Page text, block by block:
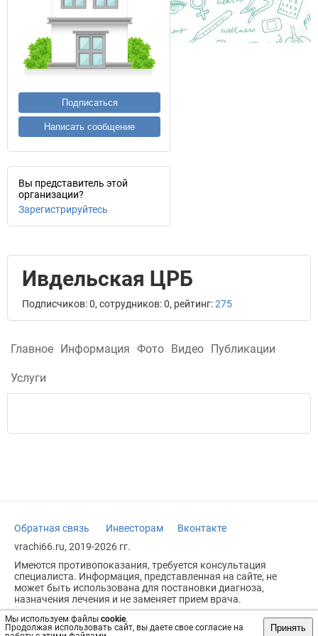
Мы используем файлы cookie.
Продолжая использовать сайт, вы даете свое согласие на
Принять
Подписаться
Написать сообщение
Вы представитель этой
организации?
Зарегистрируйтесь
Ивдельская ЦРБ
Подписчиков: 0, сотрудников: 0, рейтинг:275
Главное Информация Фото Видео Публикации
Услуги
Обратная связь Инвесторам
Вконтакте
vrachi66.ru, 2019-2026 гг.
Имеются противопоказания, требуется консультация
специалиста. Информация, представленная на сайте, не
может быть использована для постановки диагноза,
назначения лечения и не заменяет прием врача.
Возрастное ограничение: 18+